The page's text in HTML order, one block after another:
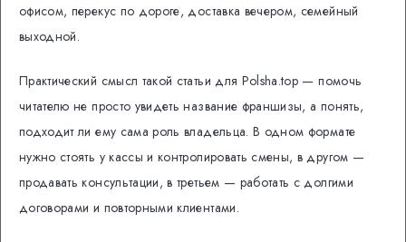
офисом, перекус по дороге, доставка вечером, семейный
выходной.
Практический смысл такой статьи для Polsha.top — помочь
читателю не просто увидеть название франшизы, а понять,
подходит ли ему сама роль владельца. В одном формате
нужно стоять у кассы и контролировать смены, в другом —
продавать консультации, в третьем — работать с долгими
договорами и повторными клиентами.